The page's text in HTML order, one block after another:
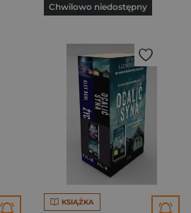
Chwilowo niedostępny
KSIĄŻKA